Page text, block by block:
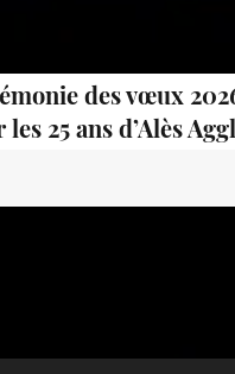
des vœux
25 ans d’Alès